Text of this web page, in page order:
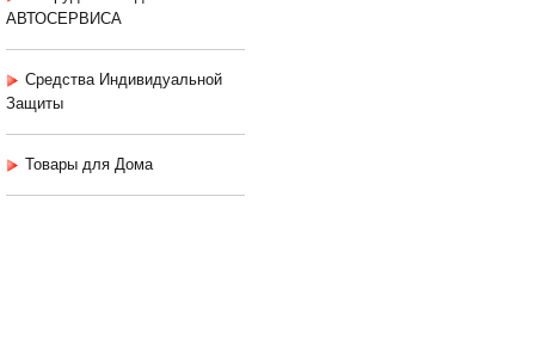
АВТОСЕРВИСА
Средства Индивидуальной
Защиты
Товары для Дома